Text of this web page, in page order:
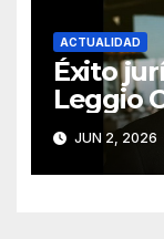
ACTUALIDAD
Éxito
Leggio
JUN 2, 2026